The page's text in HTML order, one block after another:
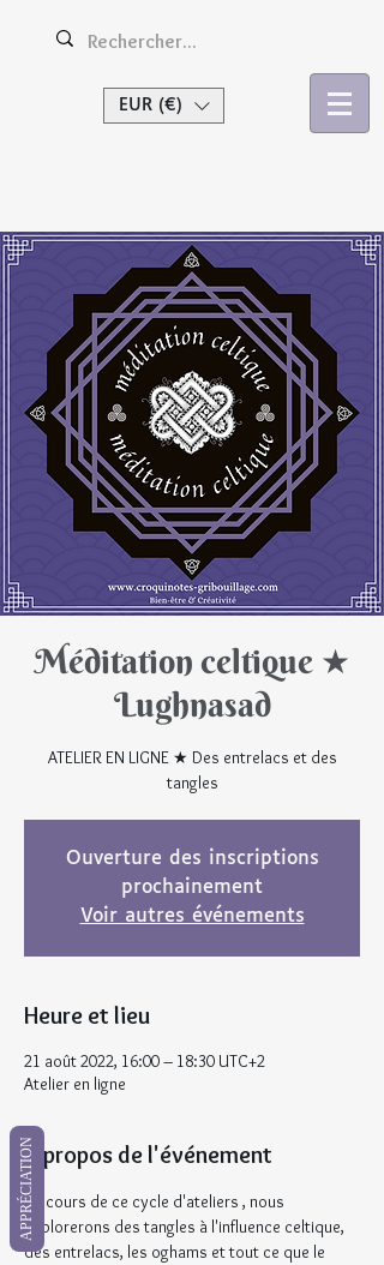
EUR (€)
Méditation celtique ★
Lughnasad
ATELIER EN LIGNE ★ Des entrelacs et des
tangles
Ouverture des inscriptions
prochainement
Voir autres événements
Heure et lieu
21 août 2022, 16:00 – 18:30 UTC+2
Atelier en ligne
À propos de l'événement
Au cours de ce cycle d'ateliers , nous
explorerons des tangles à l'influence celtique,
des entrelacs, les oghams et tout ce que le
APPRÉCIATION